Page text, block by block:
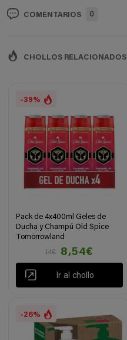
COMENTARIOS 0
CHOLLOS RELACIONADOS
-39%
Pack de 4x400ml Geles de
Ducha y Champú Old Spice
Tomorrowland
14€
8,54€
Ir al chollo
-26%